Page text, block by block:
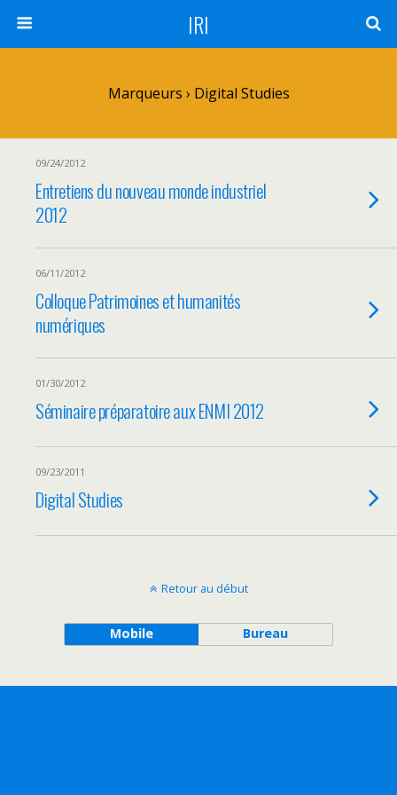
IRI
Marqueurs › Digital Studies
09/24/2012
Entretiens du nouveau monde industriel
2012
06/11/2012
Colloque Patrimoines et humanités
numériques
01/30/2012
Séminaire préparatoire aux ENMI 2012
09/23/2011
Digital Studies
Retour au début
Mobile Bureau